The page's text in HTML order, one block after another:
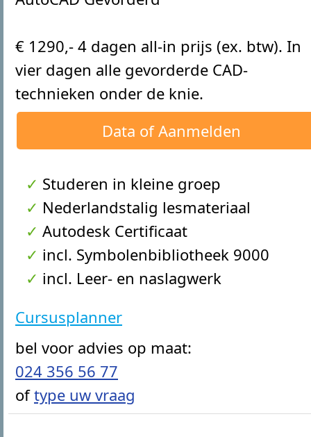
€ 1290,- 4 dagen all-in prijs (ex. btw). In
vier dagen alle gevorderde CAD-
technieken onder de knie.
Data of Aanmelden
Studeren in kleine groep
Nederlandstalig lesmateriaal
Autodesk Certificaat
incl. Symbolenbibliotheek 9000
incl. Leer- en naslagwerk
Cursusplanner
bel voor advies op maat:
024 356 56 77
oftype uw vraag